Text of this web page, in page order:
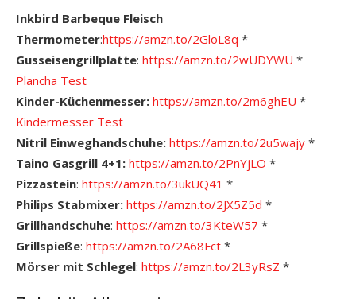
Inkbird Barbeque Fleisch
Thermometer:https://amzn.to/2GloL8q *
Gusseisengrillplatte: https://amzn.to/2wUDYWU *
Plancha Test
Kinder-Küchenmesser: https://amzn.to/2m6ghEU *
Kindermesser Test
Nitril Einweghandschuhe: https://amzn.to/2u5wajy *
Taino Gasgrill 4+1: https://amzn.to/2PnYjLO *
Pizzastein: https://amzn.to/3ukUQ41 *
Philips Stabmixer: https://amzn.to/2JX5Z5d *
Grillhandschuhe: https://amzn.to/3KteW57 *
Grillspieße: https://amzn.to/2A68Fct *
Mörser mit Schlegel: https://amzn.to/2L3yRsZ *